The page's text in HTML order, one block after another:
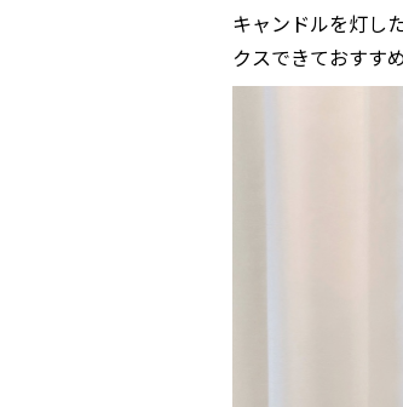
キャンドルを灯し
クスできておすすめ